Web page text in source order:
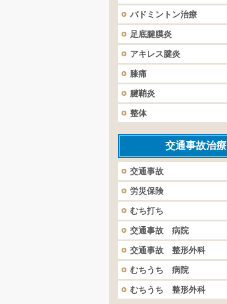
バドミントン治療
足底腱膜炎
アキレス腱炎
膝痛
腱鞘炎
整体
交通事故治療
交通事故
労災保険
むち打ち
交通事故 病院
交通事故 整形外科
むちうち 病院
むちうち 整形外科